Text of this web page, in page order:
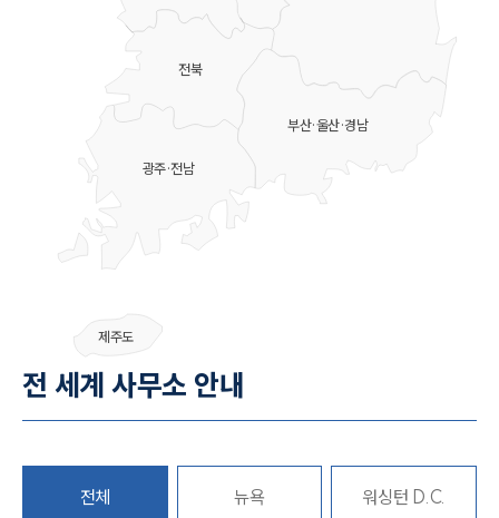
그룹소개
대륜의 강점
오시는 길
고객의 소리
통합검색
AI대륜
부산·울산·경남
전북
광주·전남
제주도
전 세계 사무소 안내
전체 뉴욕 워싱턴 D.C.